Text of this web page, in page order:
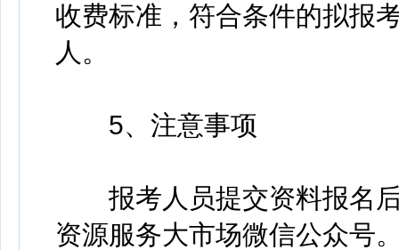
收费标准，符合条件的拟报
人。
5、注意事项
报考人员提交资料报名后
资源服务大市场微信公众号